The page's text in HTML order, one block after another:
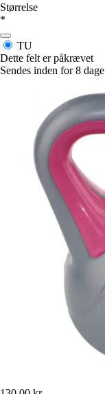
Størrelse
*
TU
Dette felt er påkrævet
Sendes inden for 8 dage